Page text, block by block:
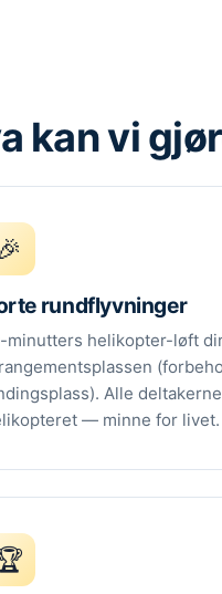
kan vi
🎉
rundflyvninger
minutters helikopter-løft
Alle
— minne for livet.